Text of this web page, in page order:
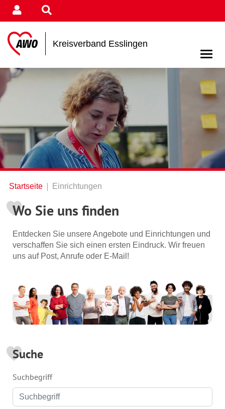
Kreisverband Esslingen
Startseite Einrichtungen
Wo Sie uns finden
Entdecken Sie unsere Angebote und Einrichtungen und
verschaffen Sie sich einen ersten Eindruck. Wir freuen
uns auf Post, Anrufe oder E-Mail!
Suche
Suchbegriff